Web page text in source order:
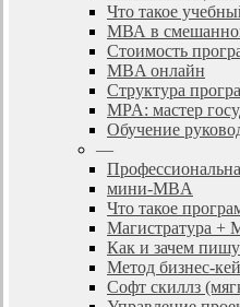
Что такое
МВА в
Стоимость
MBA онлайн
Cтруктура
MPA: мастер
Обучение
—
мини-MBA
Что такое
Магистратура +
Как и зачем
Метод бизнес-
Софт скиллз